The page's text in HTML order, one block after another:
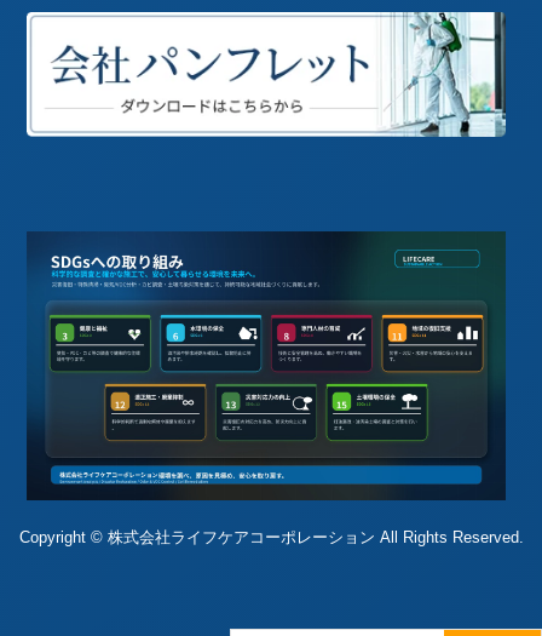
Copyright © 株式会社ライフケアコーポレーション All Rights Reserved.